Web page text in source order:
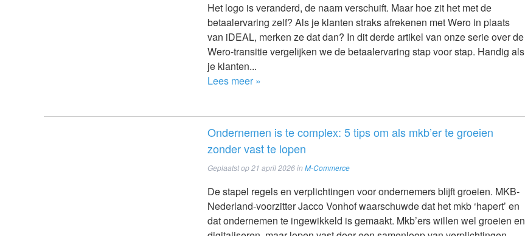
Het logo is veranderd, de naam verschuift. Maar hoe zit het met de
betaalervaring zelf? Als je klanten straks afrekenen met Wero in plaats
van iDEAL, merken ze dat dan? In dit derde artikel van onze serie over de
Wero-transitie vergelijken we de betaalervaring stap voor stap. Handig als
je klanten...
Lees meer »
Ondernemen is te complex: 5 tips om als mkb’er te groeien
zonder vast te lopen
Geplaatst op21 april 2026in M-Commerce
De stapel regels en verplichtingen voor ondernemers blijft groeien. MKB-
Nederland-voorzitter Jacco Vonhof waarschuwde dat het mkb ‘hapert’ en
dat ondernemen te ingewikkeld is gemaakt. Mkb’ers willen wel groeien en